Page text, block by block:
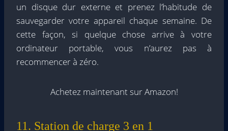
un disque dur externe et prenez l’habitude de
sauvegarder votre appareil chaque semaine. De
cette façon, si quelque chose arrive à votre
ordinateur portable, vous n’aurez pas à
recommencer à zéro.
Achetez maintenant sur Amazon!
11. Station de charge 3 en 1